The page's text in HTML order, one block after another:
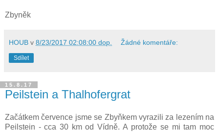
Zbyněk
HOUB v 8/23/2017 02:08:00 dop. Žádné komentáře:
Sdílet
15.8.17
Peilstein a Thalhofergrat
Začátkem července jsme se Zbyňkem vyrazili za lezením na
Peilstein - cca 30 km od Vídně. A protože se mi tam moc